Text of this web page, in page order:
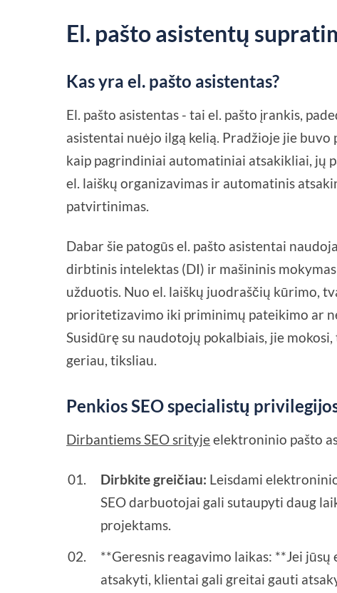
El. pašto asistentų
Kas yra el. pašto asistentas?
El. pašto asistentas - tai el. pašto įrankis,
asistentai nuėjo ilgą kelią. Pradžioje jie
kaip pagrindiniai automatiniai atsakikliai, jų
el. laiškų organizavimas ir automatinis
patvirtinimas.
Dabar šie patogūs el. pašto asistentai
dirbtinis intelektas (DI) ir mašininis
užduotis. Nuo el. laiškų juodraščių kūrimo,
prioritetizavimo iki priminimų pateikimo ar
Susidūrę su naudotojų pokalbiais, jie
geriau, tiksliau.
Penkios SEO specialistų
Dirbantiems SEO srityjeelektroninio pašto
Dirbkite greičiau: Leisdami
SEO darbuotojai gali sutaupyti daug
projektams.
**Geresnis reagavimo laikas: **Jei
atsakyti, klientai gali greitai gauti